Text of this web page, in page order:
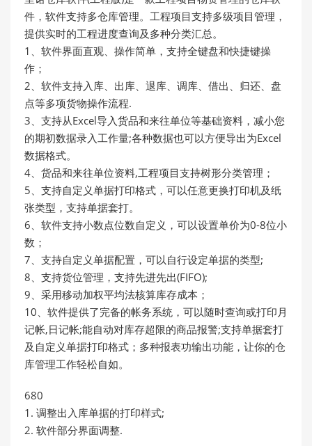
件，软件支持多仓库管理。工程项目支持多级项目管理，
提供实时的工程进度查询及多种分类汇总。
1、软件界面直观、操作简单，支持全键盘和快捷键操
作；
2、软件支持入库、出库、退库、调库、借出、归还、盘
点等多项货物操作流程.
3、支持从Excel导入货品和来往单位等基础资料，减小您
的期初数据录入工作量;各种数据也可以方便导出为Excel
数据格式。
4、货品和来往单位资料,工程项目支持树形分类管理；
5、支持自定义单据打印格式，可以任意更换打印机及纸
张类型，支持单据套打。
6、软件支持小数点位数自定义，可以设置单价为0-8位小
数；
7、支持自定义单据配置，可以自行设定单据的类型;
8、支持货位管理，支持先进先出(FIFO);
9、采用移动加权平均法核算库存成本；
10、软件提供了完备的帐务系统，可以随时查询或打印月
记帐,日记帐;能自动对库存超限的商品报警;支持单据套打
及自定义单据打印格式；多种报表功输出功能，让你的仓
库管理工作轻松自如。
680
1. 调整出入库单据的打印样式;
2. 软件部分界面调整.